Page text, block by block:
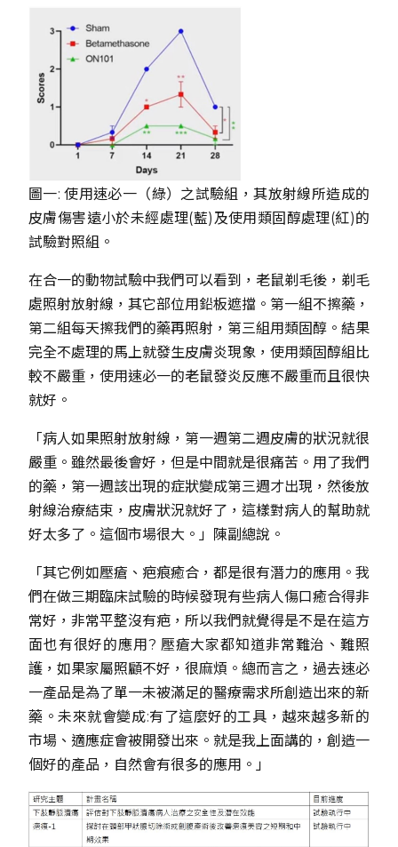
圖一: 使用速必一（綠）之試驗組，其放射線所造成的
皮膚傷害遠小於未經處理(藍)及使用類固醇處理(紅)的
試驗對照組。
在合一的動物試驗中我們可以看到，老鼠剃毛後，剃毛
處照射放射線，其它部位用鉛板遮擋。第一組不擦藥，
第二組每天擦我們的藥再照射，第三組用類固醇。結果
完全不處理的馬上就發生皮膚炎現象，使用類固醇組比
較不嚴重，使用速必一的老鼠發炎反應不嚴重而且很快
就好。
「病人如果照射放射線，第一週第二週皮膚的狀況就很
嚴重。雖然最後會好，但是中間就是很痛苦。用了我們
的藥，第一週該出現的症狀變成第三週才出現，然後放
射線治療結束，皮膚狀況就好了，這樣對病人的幫助就
好太多了。這個市場很大。」陳副總說。
「其它例如壓瘡、疤痕癒合，都是很有潛力的應用。我
們在做三期臨床試驗的時候發現有些病人傷口癒合得非
常好，非常平整沒有疤，所以我們就覺得是不是在這方
面也有很好的應用? 壓瘡大家都知道非常難治、難照
護，如果家屬照顧不好，很麻煩。總而言之，過去速必
一產品是為了單一未被滿足的醫療需求所創造出來的新
藥。未來就會變成:有了這麼好的工具，越來越多新的
市場、適應症會被開發出來。就是我上面講的，創造一
個好的產品，自然會有很多的應用。」